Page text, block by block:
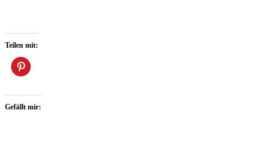
Teilen mit:
Gefällt mir: